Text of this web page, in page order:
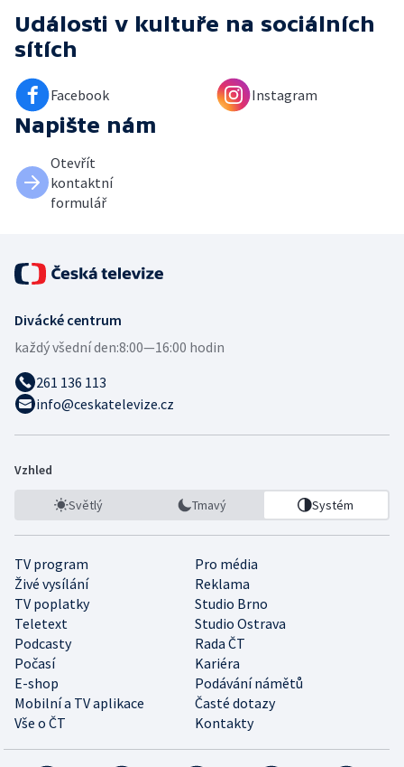
Události v kultuře na sociálních
sítích
Facebook Instagram
Napište nám
Otevřít
kontaktní
formulář
Divácké centrum
každý všední den:8:00—16:00 hodin
261 136 113
info@ceskatelevize.cz
Vzhled
Světlý Tmavý Systém
TV program
Pro média
Živé vysílání
Reklama
TV poplatky
Studio Brno
Teletext
Studio Ostrava
Podcasty
Rada ČT
Počasí
Kariéra
E-shop
Podávání námětů
Mobilní a TV aplikace
Časté dotazy
Vše o ČT
Kontakty